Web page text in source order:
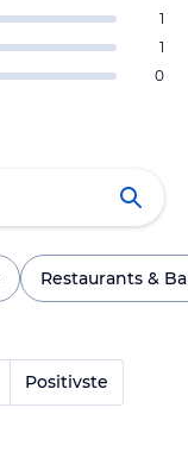
1
1
0
Restaurants &
Positivste